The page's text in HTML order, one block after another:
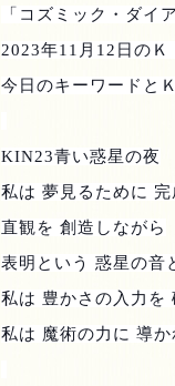
「コズミック・ダイ
2023年11 月 12 日のＫ
今日のキーワードと
KIN23青い惑星の夜
私は 夢見るために 完
直観を 創造しながら
表明という 惑星の音
私は 豊かさの入力を
私は 魔術の力に 導か